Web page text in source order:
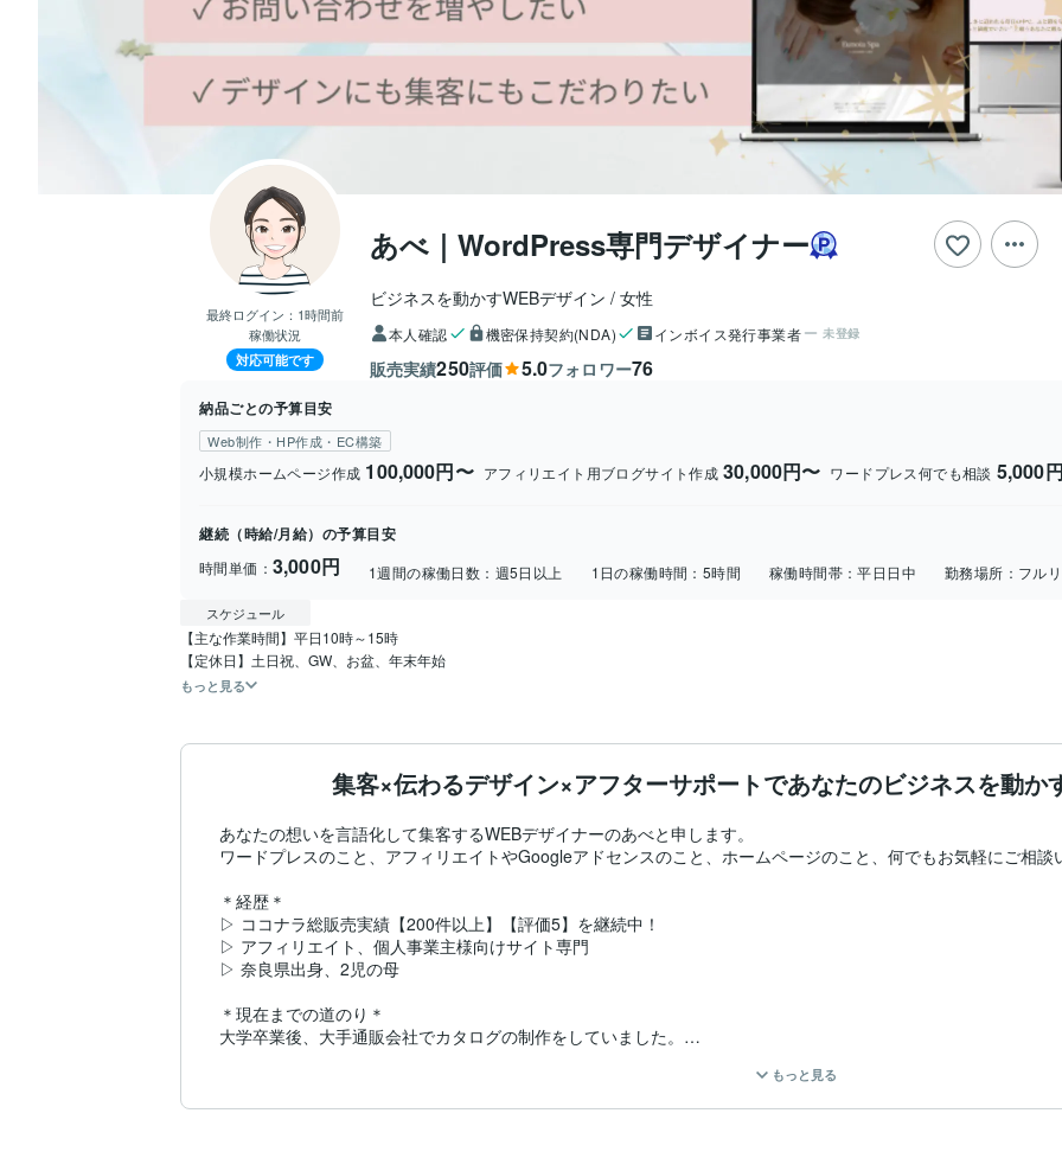
最終ログイン： 1時間前
稼働状況
対応可能です
あべ｜WordPress専門デザイナー
ビジネスを動かすWEBデザイン 女性
本人確認 機密保持契約(NDA) インボイス発行事業者 未登録
販売実績250評価 5.0フォロワー76
納品ごとの予算目安
Web制作・HP作成・EC構築
小規模ホームページ作成 100,000円〜 アフィリエイト用ブログサイト作成 30,000円〜 ワードプレス何でも相談 5,000
継続（時給/月給）の予算目安
時間単価： 3,000円 1週間の稼働日数： 週5日以上 1日の稼働時間： 5時間 稼働時間帯：平日日中 勤務場所： フル
スケジュール
【主な作業時間】平日10時～15時
もっと見る
集客×伝わるデザイン×アフターサポートであなたのビジネスを動か
あなたの想いを言語化して集客するWEBデザイナーのあべと申します。
ワードプレスのこと、アフィリエイトやGoogleアドセンスのこと、ホームページのこと、何でもお気軽にご相談
＊経歴＊
▷ ココナラ総販売実績【200件以上】【評価5】を継続中！
▷ アフィリエイト、個人事業主様向けサイト専門
▷ 奈良県出身、2児の母
＊現在までの道のり＊
大学卒業後、大手通販会社でカタログの制作をしていました。
その後、退職を機に、結婚してくれない当時の彼氏に嫌気が差し、「奈良で腐りたくない！」との思いで、英語
にワーホリへ行き、1年過ごしました。
もっと見る